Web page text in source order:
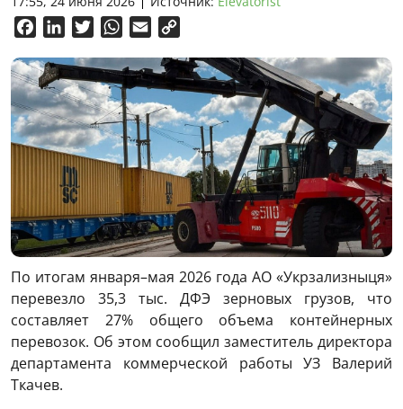
FacebookLinkedInTwitterWhatsApp
Email
По итогам января–мая 2026 года АО «Укрзализныця»
перевезло 35,3 тыс. ДФЭ зерновых грузов, что
составляет 27% общего объема контейнерных
перевозок. Об этом сообщил заместитель директора
департамента коммерческой работы УЗ Валерий
Ткачев.